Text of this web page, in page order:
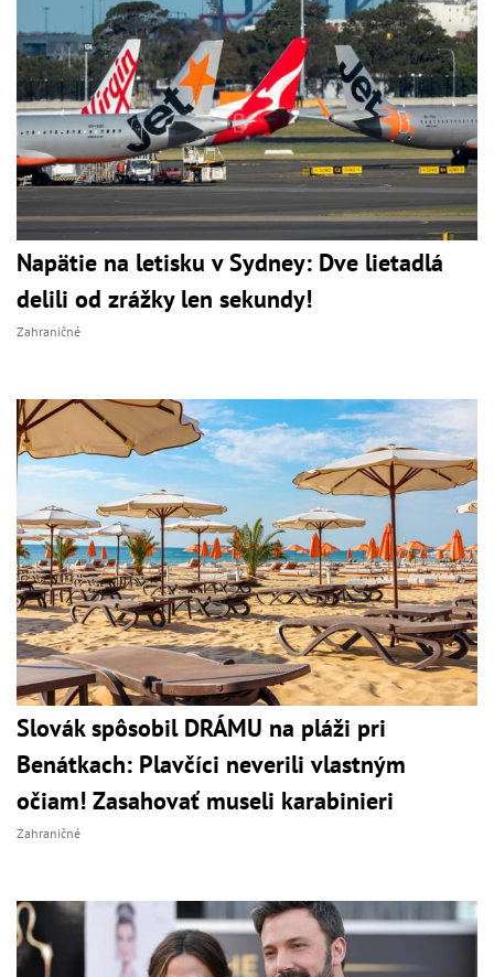
Napätie na letisku v Sydney: Dve lietadlá
delili od zrážky len sekundy!
Zahraničné
Slovák spôsobil DRÁMU na pláži pri
Benátkach: Plavčíci neverili vlastným
očiam! Zasahovať museli karabinieri
Zahraničné